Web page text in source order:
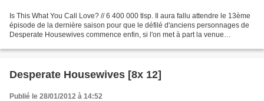
Is This What You Call Love? // 6 400 000 tlsp. Il aura fallu attendre le 13ème
épisode de la dernière saison pour que le défilé d'anciens personnages de
Desperate Housewives commence enfin, si l'on met à part la venue
Desperate Housewives [8x 12]
Publié le 28/01/2012 à 14:52